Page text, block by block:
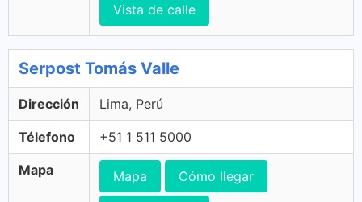
Vista de calle
Serpost Tomás Valle
Dirección Lima, Perú
Télefono +51 1 511 5000
Mapa Mapa Cómo llegar